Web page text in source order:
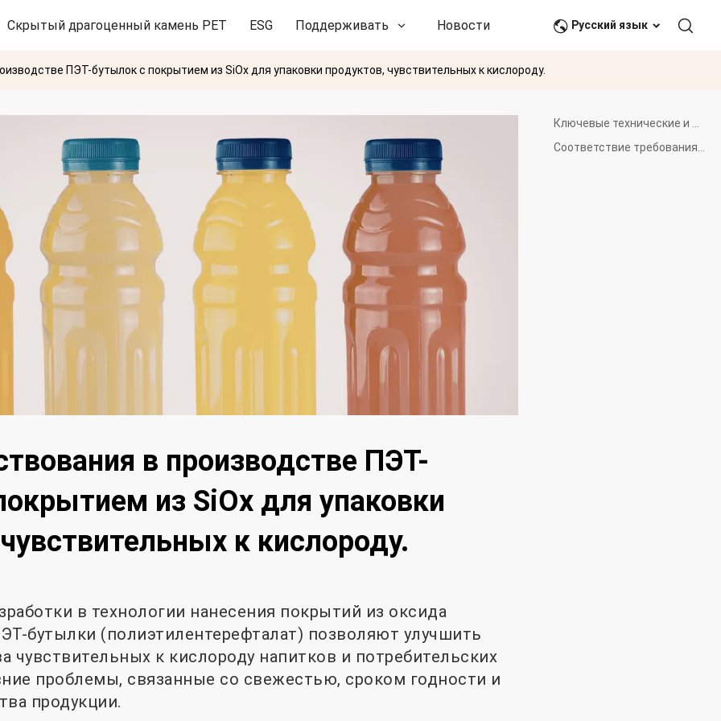
Скрытый драгоценный камень PET ESG Поддерживать Новости и события Связаться с нами
Русский язык
ПЭТ-бутылок с покрытием из SiOx для упаковки продуктов, чувствительных к кислороду.
в производстве ПЭТ-
из SiOx для упаковки
к кислороду.
в технологии нанесения покрытий из оксида
бутылки (полиэтилентерефталат) позволяют улучшить
чувствительных к кислороду напитков и потребительских
проблемы, связанные со свежестью, сроком годности и
продукции.